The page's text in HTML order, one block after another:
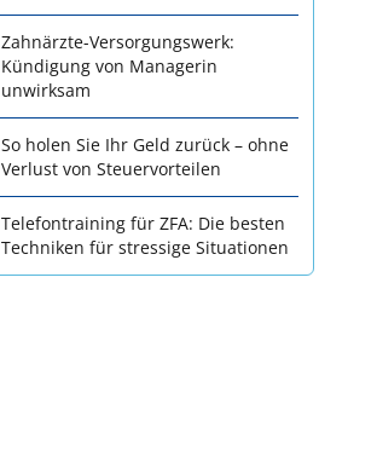
Zahnärzte-Versorgungswerk:
Kündigung von Managerin
unwirksam
So holen Sie Ihr Geld zurück – ohne
Verlust von Steuervorteilen
Telefontraining für ZFA: Die besten
Techniken für stressige Situationen